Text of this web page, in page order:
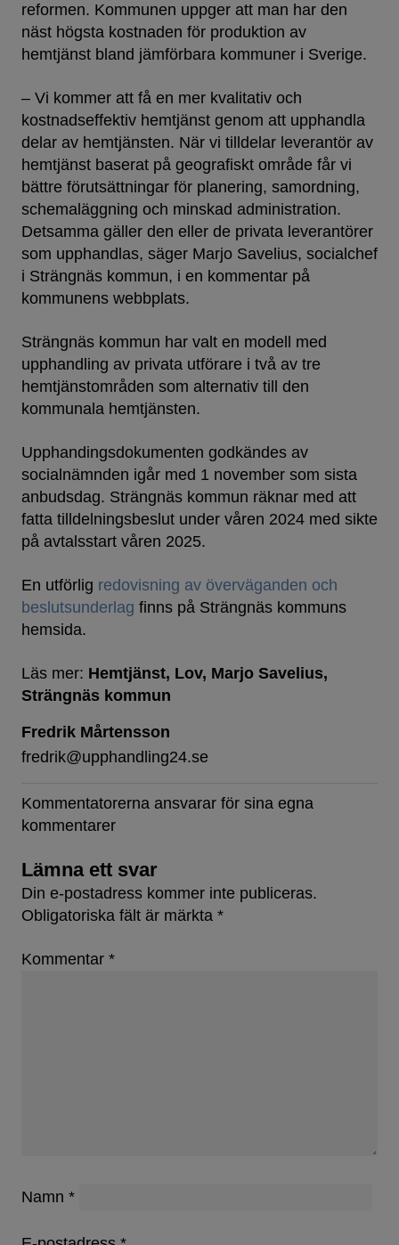
reformen. Kommunen uppger att man har den
näst högsta kostnaden för produktion av
hemtjänst bland jämförbara kommuner i Sverige.
– Vi kommer att få en mer kvalitativ och
kostnadseffektiv hemtjänst genom att upphandla
delar av hemtjänsten. När vi tilldelar leverantör av
hemtjänst baserat på geografiskt område får vi
bättre förutsättningar för planering, samordning,
schemaläggning och minskad administration.
Detsamma gäller den eller de privata leverantörer
som upphandlas, säger Marjo Savelius, socialchef
i Strängnäs kommun, i en kommentar på
kommunens webbplats.
Strängnäs kommun har valt en modell med
upphandling av privata utförare i två av tre
hemtjänstområden som alternativ till den
kommunala hemtjänsten.
Upphandingsdokumenten godkändes av
socialnämnden igår med 1 november som sista
anbudsdag. Strängnäs kommun räknar med att
fatta tilldelningsbeslut under våren 2024 med sikte
på avtalsstart våren 2025.
En utförlig redovisning av överväganden och
beslutsunderlag finns på Strängnäs kommuns
hemsida.
Läs mer: Hemtjänst Lov Marjo Savelius
Strängnäs kommun
Fredrik Mårtensson
fredrik@upphandling24.se
Kommentatorerna ansvarar för sina egna
kommentarer
Lämna ett svar
Din e-postadress kommer inte publiceras.
Obligatoriska fält är märkta *
Kommentar *
Namn *